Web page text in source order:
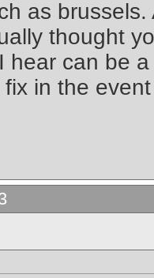
as
thought
hear can be
in the